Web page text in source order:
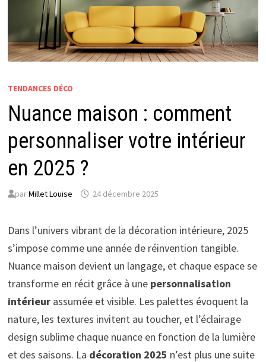
TENDANCES DÉCO
Nuance maison : comment
personnaliser votre intérieur
en 2025 ?
parMillet Louise 24 décembre 2025
Dans l’univers vibrant de la décoration intérieure, 2025
s’impose comme une année de réinvention tangible.
Nuance maison devient un langage, et chaque espace se
transforme en récit grâce à une personnalisation
intérieurassumée et visible. Les palettes évoquent la
nature, les textures invitent au toucher, et l’éclairage
design sublime chaque nuance en fonction de la lumière
et des saisons. La décoration 2025 n’est plus une suite